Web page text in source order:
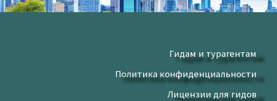
Гидам и турагентам
Политика конфиденциальности
Лицензии для гидов